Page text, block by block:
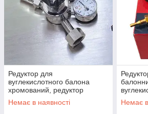
Редуктор для
вуглекислотного балона
хромований, редуктор
вуглекислотний балонний
Немає в наявності
Немає